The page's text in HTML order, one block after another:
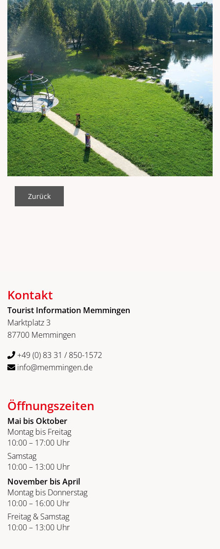
Zurück
Kontakt
Tourist Information Memmingen
Marktplatz 3
87700 Memmingen
+49 (0) 83 31 / 850-1572
info@memmingen.de
Öffnungszeiten
Mai bis Oktober
Montag bis Freitag
10:00 – 17:00 Uhr
Samstag
10:00 – 13:00 Uhr
November bis April
Montag bis Donnerstag
10:00 – 16:00 Uhr
Freitag & Samstag
10:00 – 13:00 Uhr